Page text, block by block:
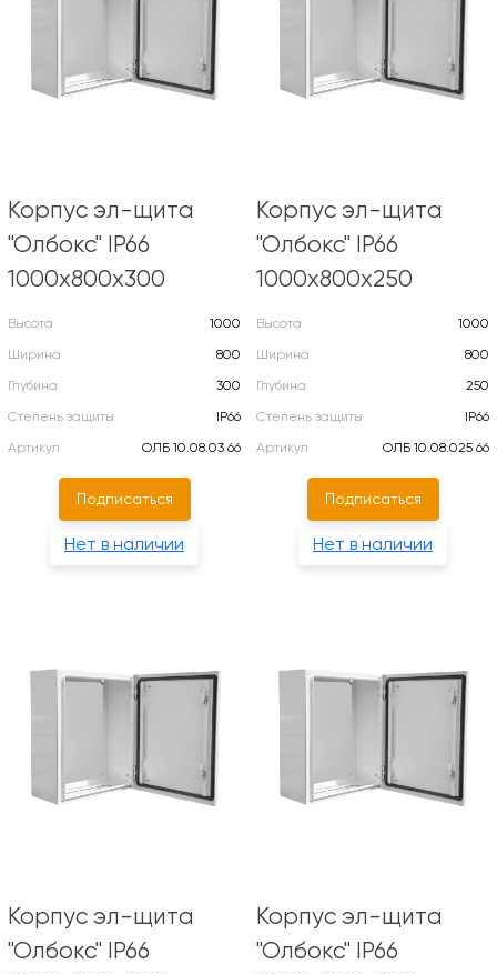
Корпус эл-щита
"Олбокс" IP66
1000х800х300
Высота
1000
Ширина
800
Глубина
300
Степень защиты
IP66
Артикул
ОЛБ 10.08.03 66
Подписаться
Нет в наличии
Корпус эл-щита
"Олбокс" IP66
1000х800х250
Высота
1000
Ширина
800
Глубина
250
Степень защиты
IP66
Артикул
ОЛБ 10.08.025 66
Подписаться
Нет в наличии
Корпус эл-щита
"Олбокс" IP66
Корпус эл-щита
"Олбокс" IP66